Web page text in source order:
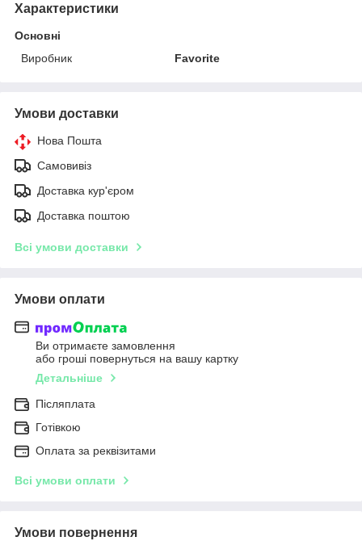
Характеристики
Основні
Виробник
Favorite
Умови доставки
Нова Пошта
Самовивіз
Доставка кур'єром
Доставка поштою
Всі умови доставки
Умови оплати
Ви отримаєте замовлення
або гроші повернуться на вашу картку
Детальніше
Післяплата
Готівкою
Оплата за реквізитами
Всі умови оплати
Умови повернення